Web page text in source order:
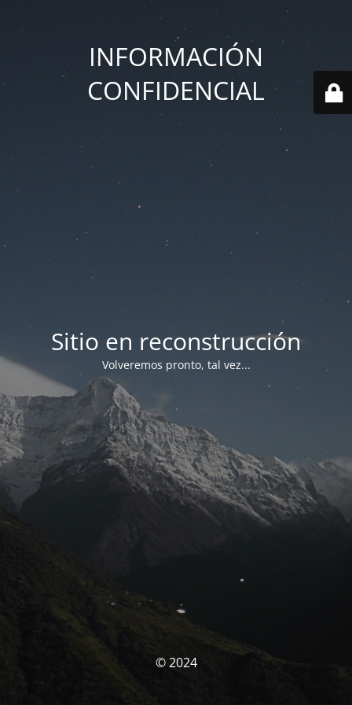
INFORMACIÓN
CONFIDENCIAL
Sitio en reconstrucción
Volveremos pronto, tal vez...
© 2024